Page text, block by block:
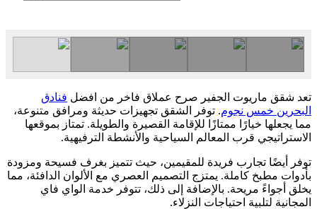
تعد شقق ماريوت الجفير صرح عملاق فاخر من افضل فنادق
البحرين خمس نجوم. توفر الشقق تجهيزات حديثة ومرافق متنوعة،
مما يجعلها خيارًا ممتازًا للإقامة القصيرة والطويلة. تمتاز بموقعها
الاستراتيجي قرب المعالم السياحية والأنشطة الترفيهية.
توفر أيضًا تجارب فريدة للمقيمين، حيث تتميز بغرف فسيحة ومزودة
بأدوات مطبخ كاملة. يمتزج التصميم العصري مع الألوان الدافئة، مما
يخلق أجواءً مريحة. بالإضافة إلى ذلك، تتوفر خدمة الواي فاي
المجانية لتلبية احتياجات النزلاء.